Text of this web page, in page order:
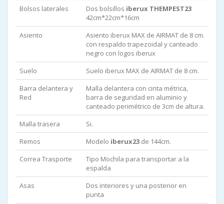
Bolsos laterales
Dos bolsillos iberux THEMPEST23
42cm*22cm*16cm
Asiento
Asiento iberux MAX de AIRMAT de 8 cm.
con respaldo trapezoidal y canteado
negro con logos iberux
Suelo
Suelo iberux MAX de AIRMAT de 8 cm.
Barra delantera y
Red
Malla delantera con cinta métrica,
barra de seguridad en aluminio y
canteado perimétrico de 3cm de altura.
Malla trasera
Si.
Remos
Modelo iberux23 de 144cm.
Correa Trasporte
Tipo Mochila para transportar a la
espalda
Asas
Dos interiores y una posterior en
punta